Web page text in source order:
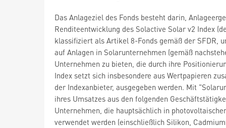
Das Anlageziel des Fonds besteht darin,
Renditeentwicklung des Solactive Solar v2 Index
klassifiziert als Artikel 8-Fonds gemäß der SFDR,
auf Anlagen in Solarunternehmen (gemäß
Unternehmen zu bieten, die durch ihre
Index setzt sich insbesondere aus Wertpapieren
der Indexanbieter, ausgegeben werden. Mit
ihres Umsatzes aus den folgenden
Unternehmen, die hauptsächlich in
verwendet werden (einschließlich Silikon,